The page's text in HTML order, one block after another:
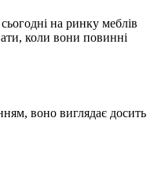
на ринку меблів
коли вони повинні
воно виглядає досить